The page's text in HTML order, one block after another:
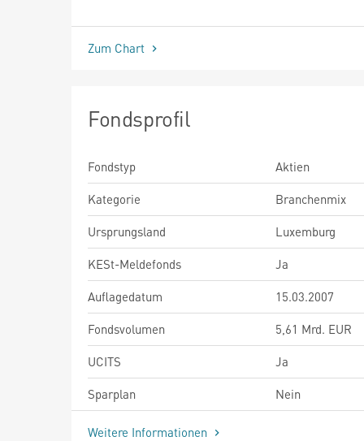
seit Beginn
Zum Chart
Fondsprofil
Fondstyp
Aktien
Kategorie
Branchenmix
Ursprungsland
Luxemburg
KESt-Meldefonds
Ja
Auflagedatum
15.03.2007
Fondsvolumen
5,61 Mrd. EUR
UCITS
Ja
Sparplan
Nein
Weitere Informationen